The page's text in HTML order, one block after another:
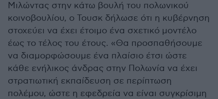
Μιλώντας στην κάτω βουλή του πολωνικού
κοινοβουλίου, ο Τουσκ δήλωσε ότι η κυβέρνηση
στοχεύει να έχει έτοιμο ένα σχετικό μοντέλο
έως το τέλος του έτους. «Θα προσπαθήσουμε
να διαμορφώσουμε ένα πλαίσιο έτσι ώστε
κάθε ενήλικος άνδρας στην Πολωνία να έχει
στρατιωτική εκπαίδευση σε περίπτωση
πολέμου, ώστε η εφεδρεία να είναι συγκρίσιμη